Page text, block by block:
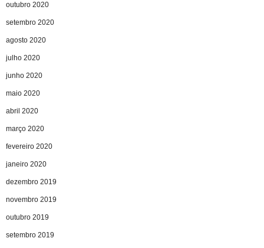
outubro 2020
setembro 2020
agosto 2020
julho 2020
junho 2020
maio 2020
abril 2020
março 2020
fevereiro 2020
janeiro 2020
dezembro 2019
novembro 2019
outubro 2019
setembro 2019